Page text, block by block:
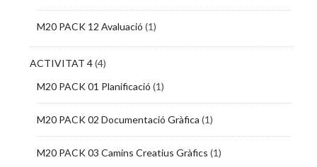
M20 PACK 12 Avaluació (1)
ACTIVITAT 4(4)
M20 PACK 01 Planificació (1)
M20 PACK 02 Documentació Gràfica (1)
M20 PACK 03 Camins Creatius Gràfics (1)